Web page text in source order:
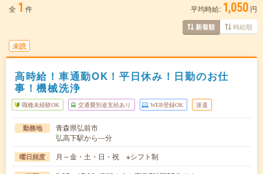
全 1 件 平均時給: 1,050 円
新着順 時給順
未読
高時給！車通勤OK！平日休み！日勤のお仕
事！機械洗浄
職種未経験OK 交通費別途支給あり WEB登録OK 派遣
勤務地
青森県弘前市
弘高下駅から---分
曜日頻度 月～金・土・日・祝 ※シフト制